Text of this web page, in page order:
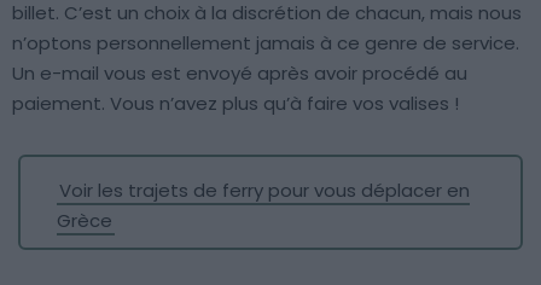
billet. C’est un choix à la discrétion de chacun, mais nous
n’optons personnellement jamais à ce genre de service.
Un e-mail vous est envoyé après avoir procédé au
paiement. Vous n’avez plus qu’à faire vos valises !
Voir les trajets de ferry pour vous déplacer en
Grèce